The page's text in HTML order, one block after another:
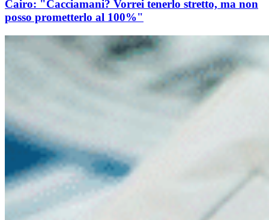
Cairo: "Cacciamani? Vorrei tenerlo stretto, ma non
posso prometterlo al 100%"